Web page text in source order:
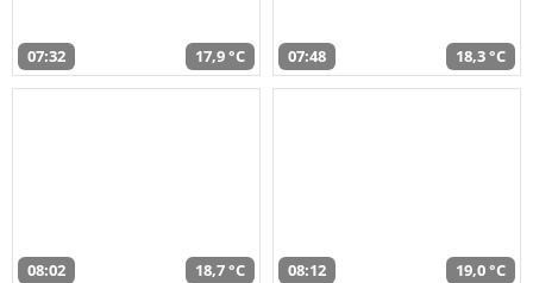
07:32 17,9 °C 07:48 18,3 °C
08:02 18,7 °C 08:12 19,0 °C